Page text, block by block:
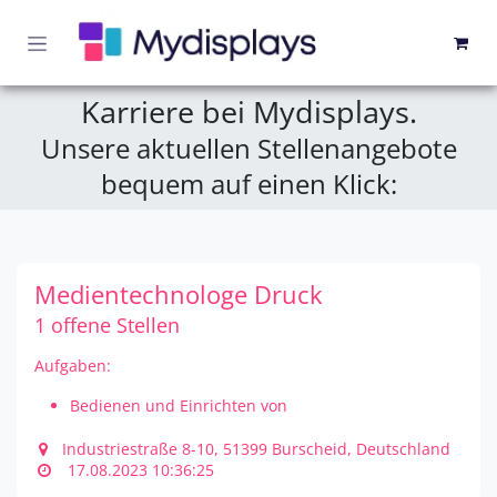
Karriere bei Mydisplays.
Unsere aktuellen Stellenangebote
bequem auf einen Klick:
Medientechnologe Druck
1 offene Stellen
Aufgaben:
Bedienen und Einrichten von
Arizona, Epson Sure Color und HP-Latex und Stitch
Seriesfür Stoff-, Banner- und Plattendruck
Industriestraße 8-10, 51399 Burscheid, Deutschland
17.08.2023 10:36:25